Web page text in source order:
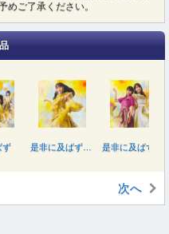
めご了承ください。
ず
次へ